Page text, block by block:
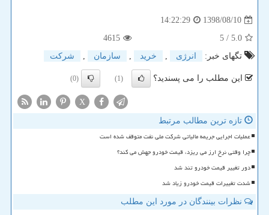
1398/08/10
14:22:29
5.0
/ 5
4615
تگهای خبر:
انرژی , خرید , سازمان , شركت
این مطلب را می پسندید؟ (1)
(0)
X
تازه ترین مطالب مرتبط
عملیات اجرایی جریمه مالیاتی شرکت ملی نفت متوقف شده است
چرا وقتی نرخ ارز می ریزد، قیمت خودرو جهش می کند؟
دور تغییر قیمت خودرو تند شد
شدت تغییرات قیمت خودرو زیاد شد
نظرات بینندگان در مورد این مطلب